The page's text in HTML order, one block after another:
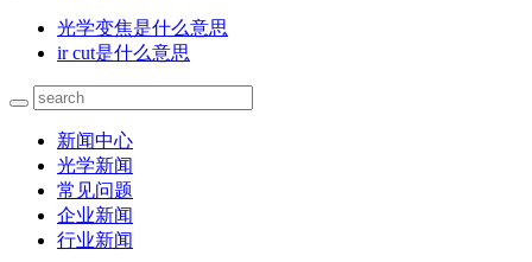
光学变焦是什么意思
ir cut是什么意思
新闻中心
光学新闻
常见问题
企业新闻
行业新闻